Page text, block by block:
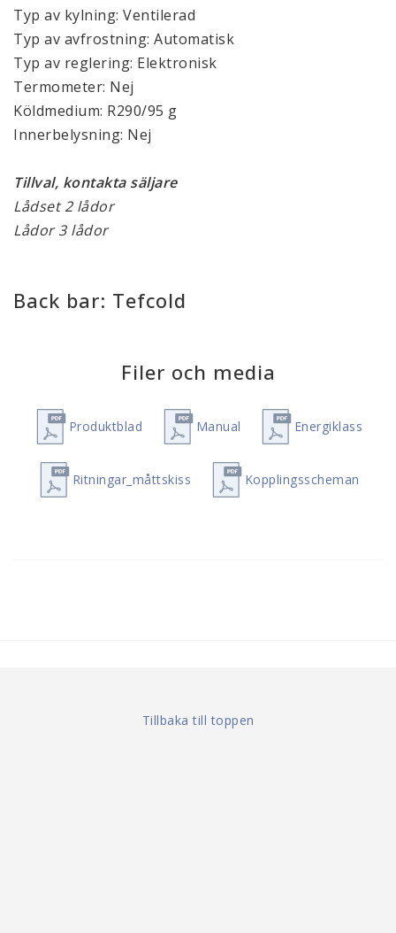
Typ av kylning: Ventilerad
Typ av avfrostning: Automatisk
Typ av reglering: Elektronisk
Termometer: Nej
Köldmedium: R290/95 g
Innerbelysning: Nej
Tillval, kontakta säljare
Lådset 2 lådor
Lådor 3 lådor
Back bar: Tefcold
Filer och media
Produktblad Manual Energiklass
Ritningar_måttskiss Kopplingsscheman
Tillbaka till toppen